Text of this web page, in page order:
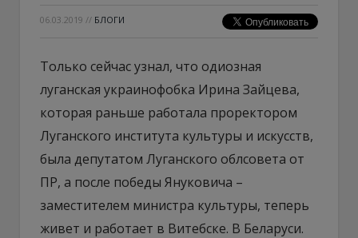
06.03.2019 // БЛОГИ
Только сейчас узнал, что одиозная
луганская украинофобка Ирина Зайцева,
которая раньше работала проректором
Луганского института культуры и искусств,
была депутатом Луганского облсовета от
ПР, а после победы Януковича –
заместителем министра культуры, теперь
живет и работает в Витебске. В Беларуси.